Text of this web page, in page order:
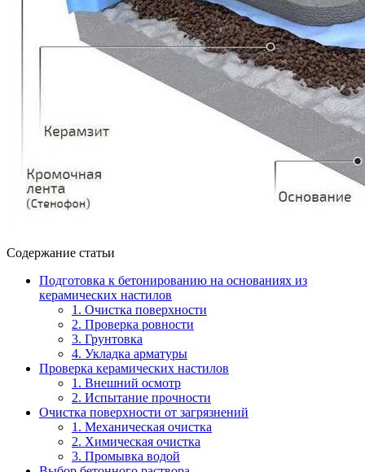
Содержание статьи
Подготовка к бетонированию на основаниях из
керамических настилов
1. Очистка поверхности
2. Проверка ровности
3. Грунтовка
4. Укладка арматуры
Проверка керамических настилов
1. Внешний осмотр
2. Испытание прочности
Очистка поверхности от загрязнений
1. Механическая очистка
2. Химическая очистка
3. Промывка водой